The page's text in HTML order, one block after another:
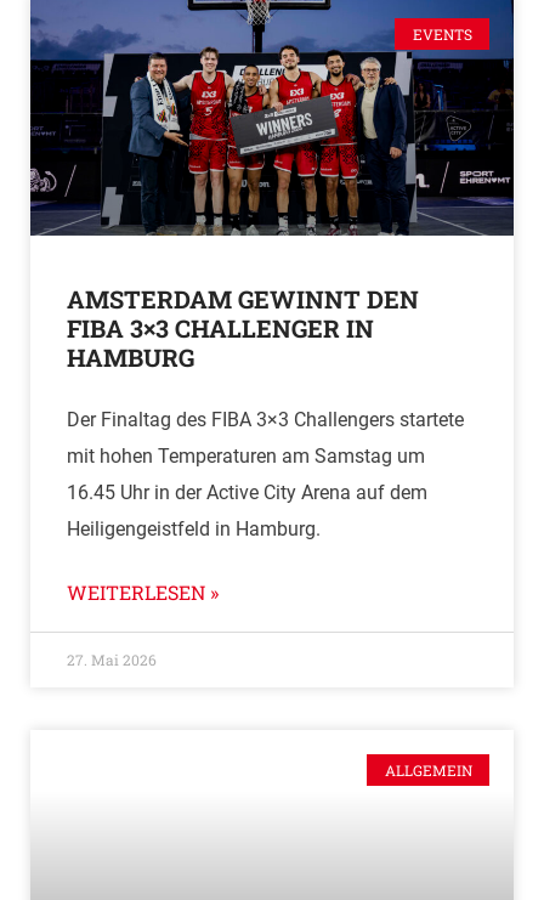
EVENTS
AMSTERDAM GEWINNT DEN
FIBA 3×3 CHALLENGER IN
HAMBURG
Der Finaltag des FIBA 3×3 Challengers startete
mit hohen Temperaturen am Samstag um
16.45 Uhr in der Active City Arena auf dem
Heiligengeistfeld in Hamburg.
WEITERLESEN »
27. Mai 2026
ALLGEMEIN